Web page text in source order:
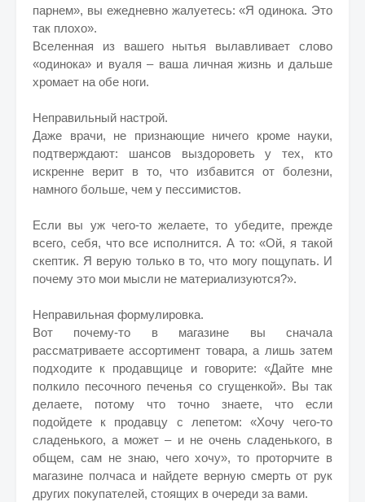
парнем», вы ежедневно жалуетесь: «Я одинока. Это
так плохо».
Вселенная из вашего нытья вылавливает слово
«одинока» и вуаля – ваша личная жизнь и дальше
хромает на обе ноги.
Неправильный настрой.
Даже врачи, не признающие ничего кроме науки,
подтверждают: шансов выздороветь у тех, кто
искренне верит в то, что избавится от болезни,
намного больше, чем у пессимистов.
Если вы уж чего-то желаете, то убедите, прежде
всего, себя, что все исполнится. А то: «Ой, я такой
скептик. Я верую только в то, что могу пощупать. И
почему это мои мысли не материализуются?».
Неправильная формулировка.
Вот почему-то в магазине вы сначала
рассматриваете ассортимент товара, а лишь затем
подходите к продавщице и говорите: «Дайте мне
полкило песочного печенья со сгущенкой». Вы так
делаете, потому что точно знаете, что если
подойдете к продавцу с лепетом: «Хочу чего-то
сладенького, а может – и не очень сладенького, в
общем, сам не знаю, чего хочу», то проторчите в
магазине полчаса и найдете верную смерть от рук
других покупателей, стоящих в очереди за вами.